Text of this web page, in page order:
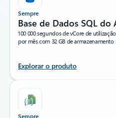
Sempre
Base de Dados SQL do
100 000 segundos de vCore de
por mês com 32 GB de armazenamento
Explorar o produto
Sempre